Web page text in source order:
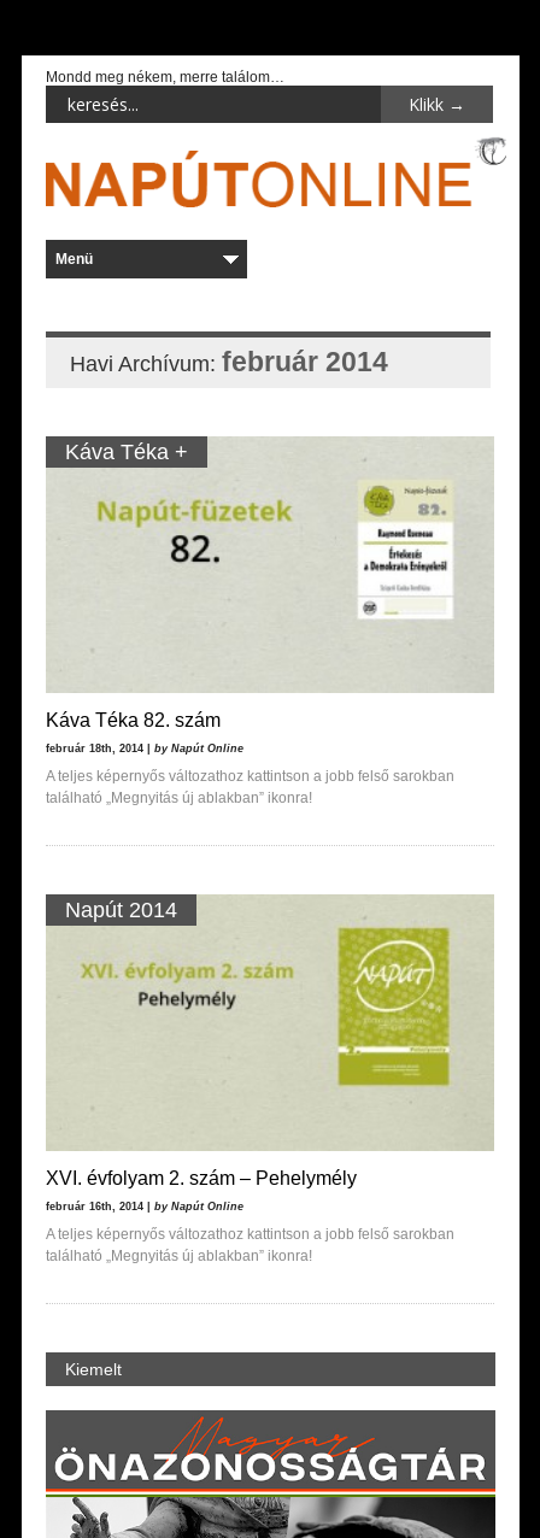
Mondd meg nékem, merre találom…
Havi Archívum: február 2014
Káva Téka +
Káva Téka 82. szám
február 18th, 2014 | by Napút Online
A teljes képernyős változathoz kattintson a jobb felső sarokban
található „Megnyitás új ablakban” ikonra!
Napút 2014
XVI. évfolyam 2. szám – Pehelymély
február 16th, 2014 | by Napút Online
A teljes képernyős változathoz kattintson a jobb felső sarokban
található „Megnyitás új ablakban” ikonra!
Kiemelt